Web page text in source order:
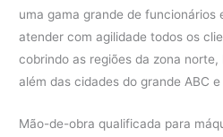
uma gama grande de funcionários
atender com agilidade todos os
cobrindo as regiões da zona
além das cidades do grande ABC
Mão-de-obra qualificada para